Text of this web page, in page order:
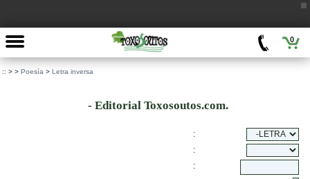
0
:: > > Poesía > Letra inversa
- Editorial Toxosoutos.com.
:
:
: